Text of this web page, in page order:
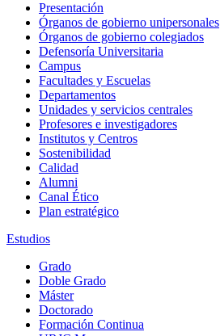
Presentación
Órganos de gobierno unipersonales
Órganos de gobierno colegiados
Defensoría Universitaria
Campus
Facultades y Escuelas
Departamentos
Unidades y servicios centrales
Profesores e investigadores
Institutos y Centros
Sostenibilidad
Calidad
Alumni
Canal Ético
Plan estratégico
Estudios
Grado
Doble Grado
Máster
Doctorado
Formación Continua